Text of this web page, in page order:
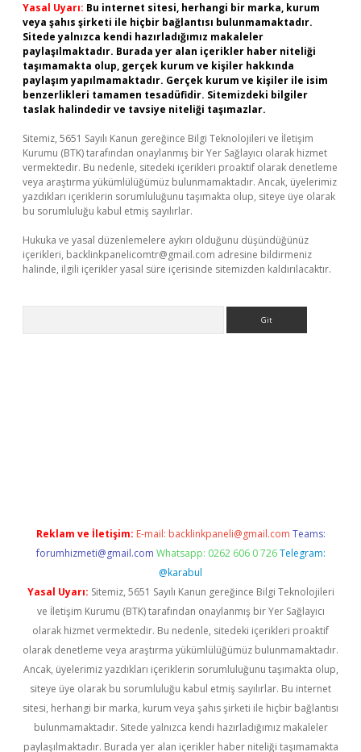
Yasal Uyarı: Bu internet sitesi, herhangi bir marka, kurum
veya şahıs şirketi ile hiçbir bağlantısı bulunmamaktadır.
Sitede yalnızca kendi hazırladığımız makaleler
paylaşılmaktadır. Burada yer alan içerikler haber niteliği
taşımamakta olup, gerçek kurum ve kişiler hakkında
paylaşım yapılmamaktadır. Gerçek kurum ve kişiler ile isim
benzerlikleri tamamen tesadüfidir. Sitemizdeki bilgiler
taslak halindedir ve tavsiye niteliği taşımazlar.
Sitemiz, 5651 Sayılı Kanun gereğince Bilgi Teknolojileri ve İletişim
Kurumu (BTK) tarafından onaylanmış bir Yer Sağlayıcı olarak hizmet
vermektedir. Bu nedenle, sitedeki içerikleri proaktif olarak denetleme
veya araştırma yükümlülüğümüz bulunmamaktadır. Ancak, üyelerimiz
yazdıkları içeriklerin sorumluluğunu taşımakta olup, siteye üye olarak
bu sorumluluğu kabul etmiş sayılırlar.
Hukuka ve yasal düzenlemelere aykırı olduğunu düşündüğünüz
içerikleri, backlinkpanelicomtr@gmail.com adresine bildirmeniz
halinde, ilgili içerikler yasal süre içerisinde sitemizden kaldırılacaktır.
Reklam ve İletişim: E-mail: backlinkpaneli@gmail.com Teams:
forumhizmeti@gmail.com Whatsapp: 0262 606 0 726 Telegram:
@karabul
Yasal Uyarı: Sitemiz, 5651 Sayılı Kanun gereğince Bilgi Teknolojileri
ve İletişim Kurumu (BTK) tarafından onaylanmış bir Yer Sağlayıcı
olarak hizmet vermektedir. Bu nedenle, sitedeki içerikleri proaktif
olarak denetleme veya araştırma yükümlülüğümüz bulunmamaktadır.
Ancak, üyelerimiz yazdıkları içeriklerin sorumluluğunu taşımakta olup,
siteye üye olarak bu sorumluluğu kabul etmiş sayılırlar. Bu internet
sitesi, herhangi bir marka, kurum veya şahıs şirketi ile hiçbir bağlantısı
bulunmamaktadır. Sitede yalnızca kendi hazırladığımız makaleler
paylaşılmaktadır. Burada yer alan içerikler haber niteliği taşımamakta